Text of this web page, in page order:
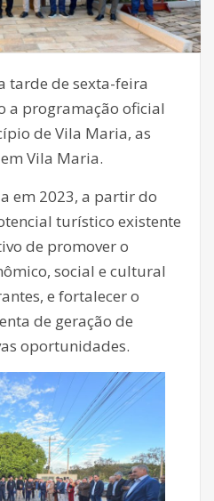
tarde de sexta-feira
a programação oficial
de Vila Maria, as
Vila Maria.
em 2023, a partir do
turístico existente
de promover o
social e cultural
e fortalecer o
de geração de
oportunidades.